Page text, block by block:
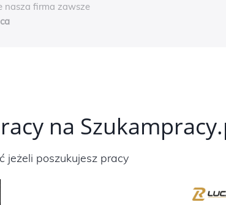
nasza firma zawsze
na
jeżeli poszukujesz pracy